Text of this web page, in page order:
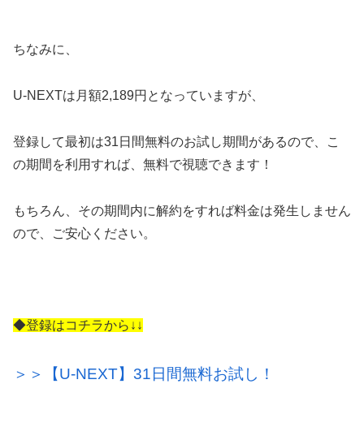
ちなみに、
U-NEXTは月額2,189円となっていますが、
登録して最初は31日間無料のお試し期間があるので、こ
の期間を利用すれば、無料で視聴できます！
もちろん、その期間内に解約をすれば料金は発生しません
ので、ご安心ください。
◆登録はコチラから↓↓
＞＞【U-NEXT】31日間無料お試し！